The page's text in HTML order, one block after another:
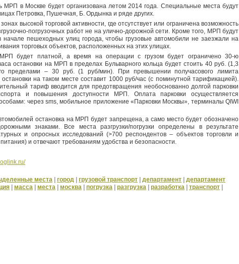
МРП в Москве будет организована летом 2014 года. Специальные места будут
Петровка, Пушечная, Б. Ордынка и ряде других.
высокой торговой активности, где отсутствует или ограничена возможность
погрузочных работ не на улично-дорожной сети. Кроме того, МРП будут
начале пешеходных улиц города, чтобы грузовые автомобили не заезжали на
торговых объектов, расположенных на этих улицах.
будет платной, а время на операции с грузом будет ограничено 30-ю
остановки на МРП в пределах Бульварного кольца будет стоить 40 руб. (1,3
пределами – 30 руб. (1 руб/мин). При превышении получасового лимита
остановки на таком месте составит 1000 руб/час (с поминутной тарификацией).
тариф вводится для предотвращения необоснованно долгой парковки
и повышения доступности МРП. Оплата парковки осуществляется
через sms, мобильное приложение «Парковки Москвы», терминалы QIWI
остановка на МРП будет запрещена, а само место будет обозначено
знаками. Все места разгрузки/погрузки определены в результате
и опросных исследований (>700 респондентов – объектов торговли и
и отвечают требованиям удобства и безопасности.
места город грузовой транспорт департамент
департамент
масса места москва погрузка разгрузка разработка транспорт